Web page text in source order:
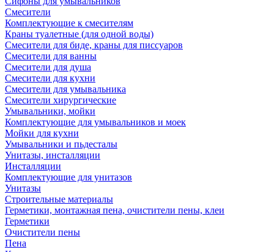
Смесители
Комплектующие к смесителям
Краны туалетные (для одной воды)
Смесители для биде, краны для писсуаров
Смесители для ванны
Смесители для душа
Смесители для кухни
Смесители для умывальника
Смесители хирургические
Умывальники, мойки
Комплектующие для умывальников и моек
Мойки для кухни
Умывальники и пьдесталы
Унитазы, инсталляции
Инсталляции
Комплектующие для унитазов
Унитазы
Строительные материалы
Герметики, монтажная пена, очистители пены, клеи
Герметики
Очистители пены
Пена